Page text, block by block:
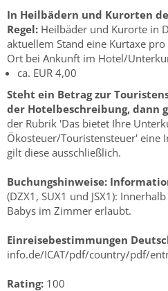
In Heilbädern und Kurorten
Regel: Heilbäder und Kurorte in
aktuellem Stand eine Kurtaxe
Ort bei Ankunft im Hotel/
ca. EUR 4,00
Steht ein Betrag zur
der Hotelbeschreibung, dann
der Rubrik 'Das bietet Ihre
Ökosteuer/Touristensteuer' eine
gilt diese ausschließlich.
Buchungshinweise:
(DZX1, SUX1 und JSX1):
Babys im Zimmer erlaubt.
Einreisebestimmungen
info.de/ICAT/pdf/country/pdf/
Rating: 100